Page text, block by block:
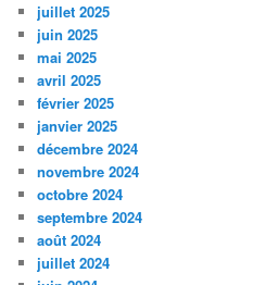
juillet 2025
juin 2025
mai 2025
avril 2025
février 2025
janvier 2025
décembre 2024
novembre 2024
octobre 2024
septembre 2024
août 2024
juillet 2024